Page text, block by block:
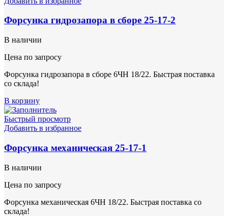
Форсунка гидрозапора в сборе 25-17-2
В наличии
Цена по запросу
Форсунка гидрозапора в сборе 6ЧН 18/22. Быстрая поставка
со склада!
В корзину
Быстрый просмотр
Добавить в избранное
Форсунка механическая 25-17-1
В наличии
Цена по запросу
Форсунка механическая 6ЧН 18/22. Быстрая поставка со
склада!